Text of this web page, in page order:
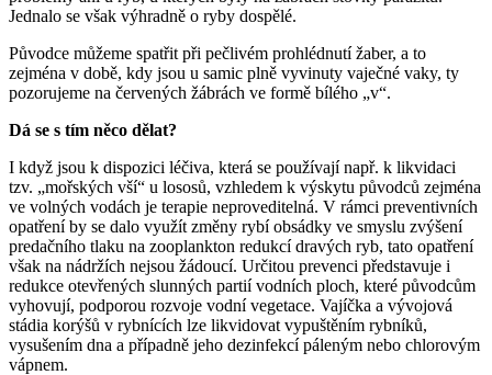
Jednalo se však výhradně o ryby dospělé.
Původce můžeme spatřit při pečlivém prohlédnutí žaber, a to
zejména v době, kdy jsou u samic plně vyvinuty vaječné vaky, ty
pozorujeme na červených žábrách ve formě bílého „v“.
Dá se s tím něco dělat?
I když jsou k dispozici léčiva, která se používají např. k likvidaci
tzv. „mořských vší“ u lososů, vzhledem k výskytu původců zejména
ve volných vodách je terapie neproveditelná. V rámci preventivních
opatření by se dalo využít změny rybí obsádky ve smyslu zvýšení
predačního tlaku na zooplankton redukcí dravých ryb, tato opatření
však na nádržích nejsou žádoucí. Určitou prevenci představuje i
redukce otevřených slunných partií vodních ploch, které původcům
vyhovují, podporou rozvoje vodní vegetace. Vajíčka a vývojová
stádia korýšů v rybnících lze likvidovat vypuštěním rybníků,
vysušením dna a případně jeho dezinfekcí páleným nebo chlorovým
vápnem.